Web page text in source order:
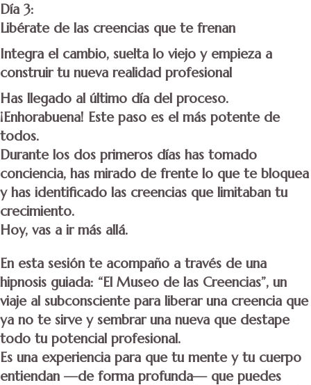
Día 3:
Libérate de las creencias que te frenan
Integra el cambio, suelta lo viejo y empieza a
construir tu nueva realidad profesional
Has llegado al último día del proceso.
¡Enhorabuena! Este paso es el más potente de
todos.
Durante los dos primeros días has tomado
conciencia, has mirado de frente lo que te bloquea
y has identificado las creencias que limitaban tu
crecimiento.
Hoy, vas a ir más allá.
En esta sesión te acompaño a través de una
hipnosis guiada: “El Museo de las Creencias”, un
viaje al subconsciente para liberar una creencia que
ya no te sirve y sembrar una nueva que destape
todo tu potencial profesional.
Es una experiencia para que tu mente y tu cuerpo
entiendan —de forma profunda— que puedes